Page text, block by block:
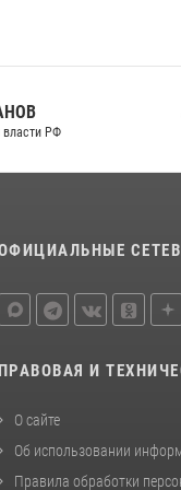
В
скорой
14 июля
ПРАВОВАЯ И
О сайте
Об использовании
Правила обработки